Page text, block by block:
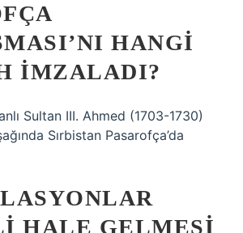
HANGI
IMZALADI?
Sultan III. Ahmed (1703-1730)
Sırbistan Pasarofça’da
HALE GELMESI